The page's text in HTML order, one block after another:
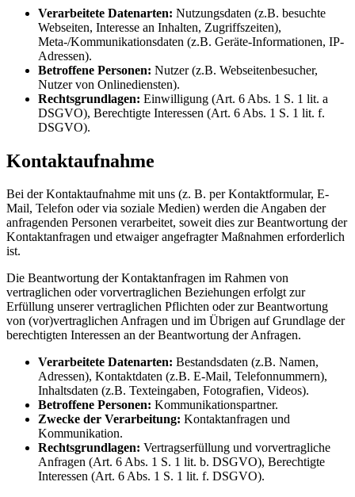
Verarbeitete Datenarten: Nutzungsdaten (z.B. besuchte
Webseiten, Interesse an Inhalten, Zugriffszeiten),
Meta-/Kommunikationsdaten (z.B. Geräte-Informationen, IP-
Adressen).
Betroffene Personen: Nutzer (z.B. Webseitenbesucher,
Nutzer von Onlinediensten).
Rechtsgrundlagen: Einwilligung (Art. 6 Abs. 1 S. 1 lit. a
DSGVO), Berechtigte Interessen (Art. 6 Abs. 1 S. 1 lit. f.
DSGVO).
Kontaktaufnahme
Bei der Kontaktaufnahme mit uns (z. B. per Kontaktformular, E-
Mail, Telefon oder via soziale Medien) werden die Angaben der
anfragenden Personen verarbeitet, soweit dies zur Beantwortung der
Kontaktanfragen und etwaiger angefragter Maßnahmen erforderlich
ist.
Die Beantwortung der Kontaktanfragen im Rahmen von
vertraglichen oder vorvertraglichen Beziehungen erfolgt zur
Erfüllung unserer vertraglichen Pflichten oder zur Beantwortung
von (vor)vertraglichen Anfragen und im Übrigen auf Grundlage der
berechtigten Interessen an der Beantwortung der Anfragen.
Verarbeitete Datenarten: Bestandsdaten (z.B. Namen,
Adressen), Kontaktdaten (z.B. E-Mail, Telefonnummern),
Inhaltsdaten (z.B. Texteingaben, Fotografien, Videos).
Betroffene Personen: Kommunikationspartner.
Zwecke der Verarbeitung: Kontaktanfragen und
Kommunikation.
Rechtsgrundlagen: Vertragserfüllung und vorvertragliche
Anfragen (Art. 6 Abs. 1 S. 1 lit. b. DSGVO), Berechtigte
Interessen (Art. 6 Abs. 1 S. 1 lit. f. DSGVO).